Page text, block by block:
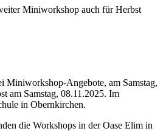
Miniworkshop auch für Herbst
Miniworkshop-Angebote, am Samstag,
am Samstag, 08.11.2025. Im
in Obernkirchen.
die Workshops in der Oase Elim in